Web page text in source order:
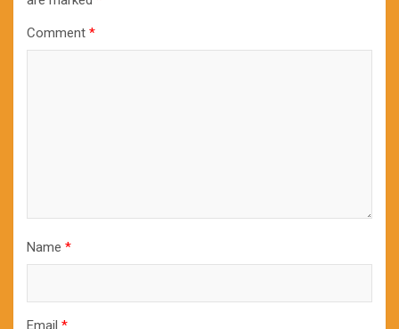
Comment *
Name *
Email *